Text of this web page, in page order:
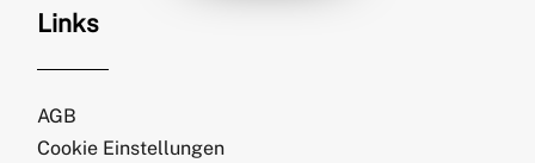
Links
AGB
Cookie Einstellungen